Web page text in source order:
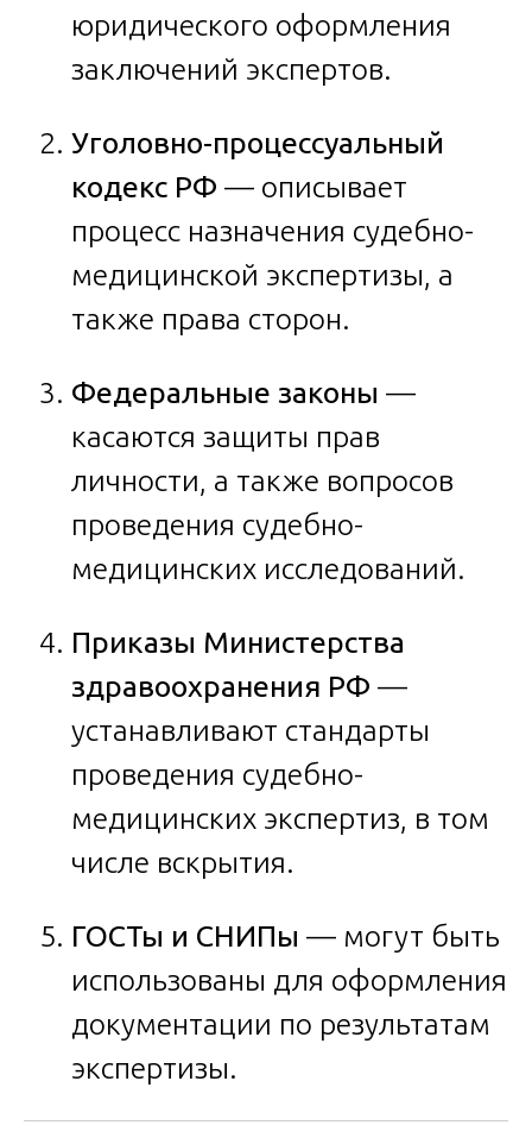
юридического оформления
заключений экспертов.
Уголовно-процессуальный
кодекс РФ — описывает
процесс назначения судебно-
медицинской экспертизы, а
также права сторон.
Федеральные законы —
касаются защиты прав
личности, а также вопросов
проведения судебно-
медицинских исследований.
Приказы Министерства
здравоохранения РФ —
устанавливают стандарты
проведения судебно-
медицинских экспертиз, в том
числе вскрытия.
ГОСТы и СНИПы — могут быть
использованы для оформления
документации по результатам
экспертизы.